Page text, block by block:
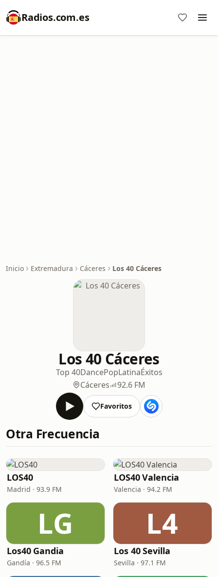
Radios.com.es
Inicio Extremadura Cáceres Los 40 Cáceres
Los 40 Cáceres
Top 40DancePopLatinaÉxitos
Cáceres
92.6 FM
Favoritos
Otra Frecuencia
LOS40
Madrid · 93.9 FM
LOS40 Valencia
Valencia · 94.2 FM
LG
Los40 Gandia
Gandía · 96.5 FM
L4
Los 40 Sevilla
Sevilla · 97.1 FM